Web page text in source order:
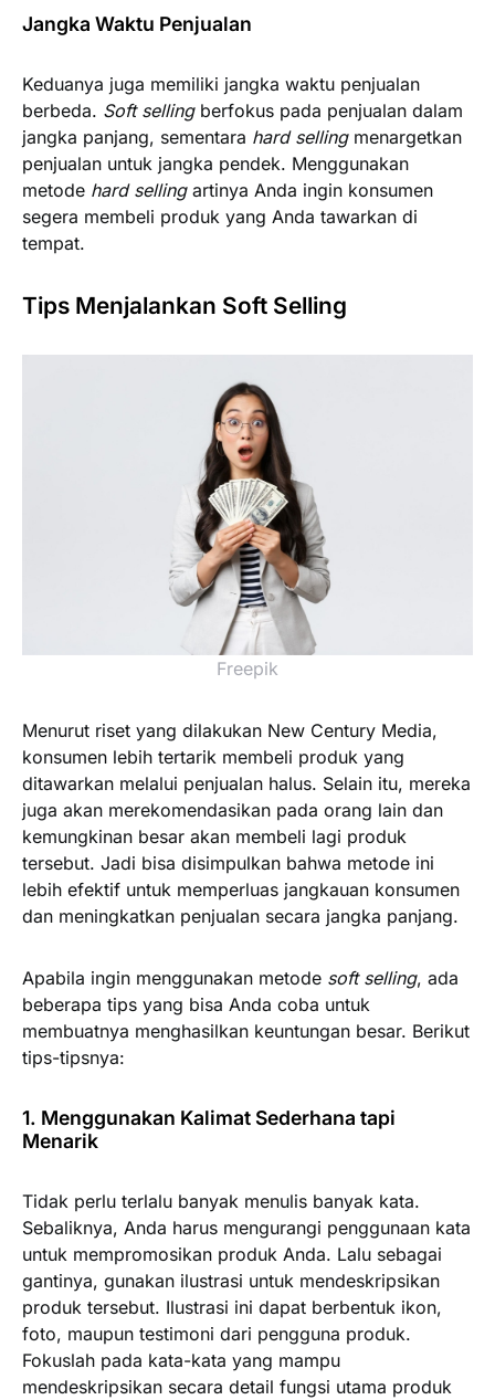
Jangka Waktu Penjualan
Keduanya juga memiliki jangka waktu penjualan
berbeda. Soft selling berfokus pada penjualan dalam
jangka panjang, sementara hard sellingmenargetkan
penjualan untuk jangka pendek. Menggunakan
metode hard sellingartinya Anda ingin konsumen
segera membeli produk yang Anda tawarkan di
tempat.
Tips Menjalankan Soft Selling
Freepik
Menurut riset yang dilakukan New Century Media,
konsumen lebih tertarik membeli produk yang
ditawarkan melalui penjualan halus. Selain itu, mereka
juga akan merekomendasikan pada orang lain dan
kemungkinan besar akan membeli lagi produk
tersebut. Jadi bisa disimpulkan bahwa metode ini
lebih efektif untuk memperluas jangkauan konsumen
dan meningkatkan penjualan secara jangka panjang.
Apabila ingin menggunakan metode soft selling, ada
beberapa tips yang bisa Anda coba untuk
membuatnya menghasilkan keuntungan besar. Berikut
tips-tipsnya:
1. Menggunakan Kalimat Sederhana tapi
Menarik
Tidak perlu terlalu banyak menulis banyak kata.
Sebaliknya, Anda harus mengurangi penggunaan kata
untuk mempromosikan produk Anda. Lalu sebagai
gantinya, gunakan ilustrasi untuk mendeskripsikan
produk tersebut. Ilustrasi ini dapat berbentuk ikon,
foto, maupun testimoni dari pengguna produk.
Fokuslah pada kata-kata yang mampu
mendeskripsikan secara detail fungsi utama produk